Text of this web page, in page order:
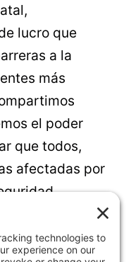
lucro que
a la
más
el poder
que todos,
afectadas por
exclusión
derecho al